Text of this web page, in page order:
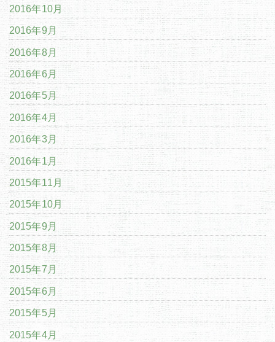
2016年10月
2016年9月
2016年8月
2016年6月
2016年5月
2016年4月
2016年3月
2016年1月
2015年11月
2015年10月
2015年9月
2015年8月
2015年7月
2015年6月
2015年5月
2015年4月